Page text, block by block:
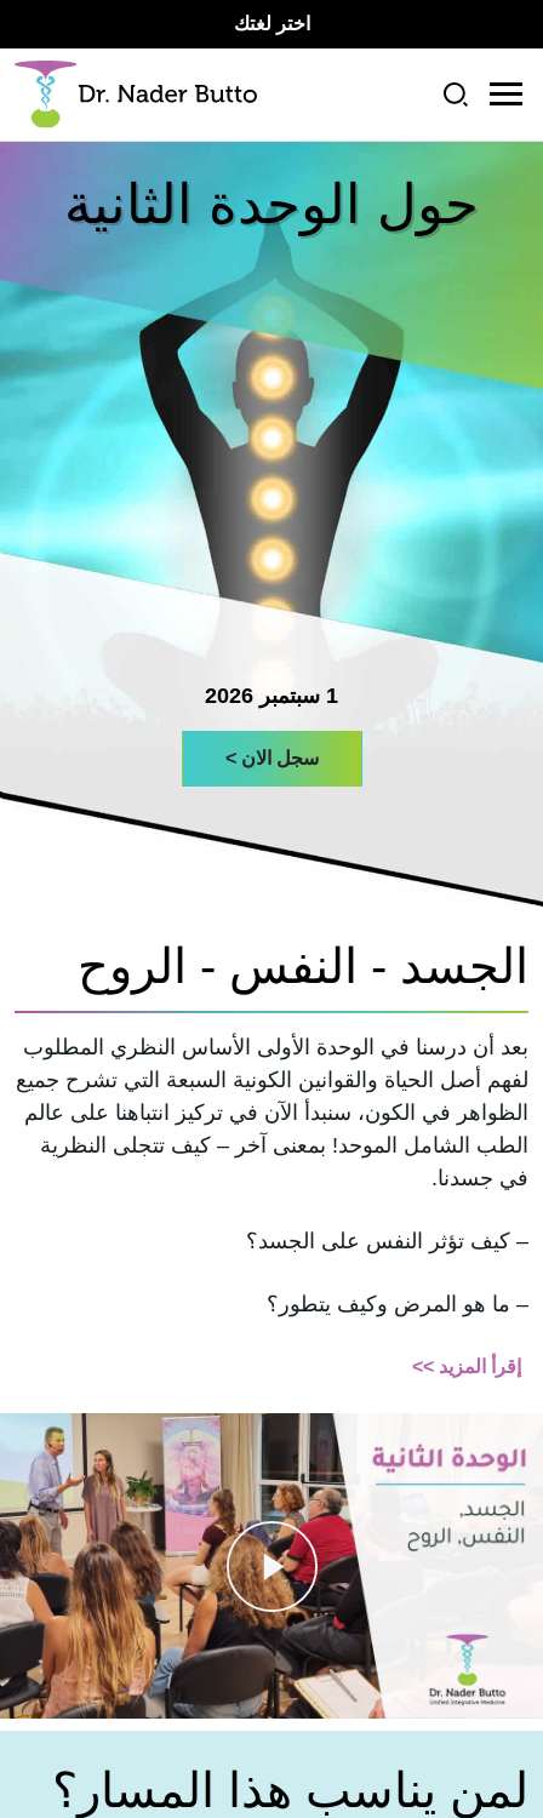
اختر لغتك
حول الوحدة الثانية
1 سبتمبر 2026
سجل الان >
الجسد - النفس - الروح
بعد أن درسنا في الوحدة الأولى الأساس النظري المطلوب
لفهم أصل الحياة والقوانين الكونية السبعة التي تشرح جميع
الظواهر في الكون، سنبدأ الآن في تركيز انتباهنا على عالم
الطب الشامل الموحد! بمعنى آخر – كيف تتجلى النظرية
في جسدنا.
– كيف تؤثر النفس على الجسد؟
– ما هو المرض وكيف يتطور؟
إقرأ المزيد >>
لمن يناسب هذا المسار؟